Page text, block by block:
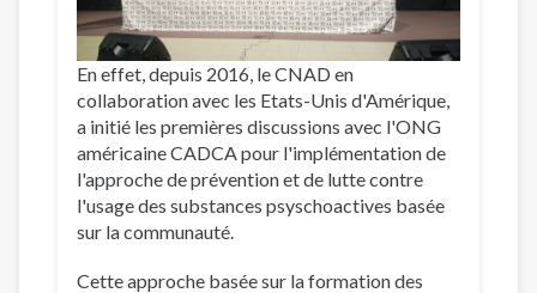
En effet, depuis 2016, le CNAD en
collaboration avec les Etats-Unis d'Amérique,
a initié les premières discussions avec l'ONG
américaine CADCA pour l'implémentation de
l'approche de prévention et de lutte contre
l'usage des substances psyschoactives basée
sur la communauté.
Cette approche basée sur la formation des